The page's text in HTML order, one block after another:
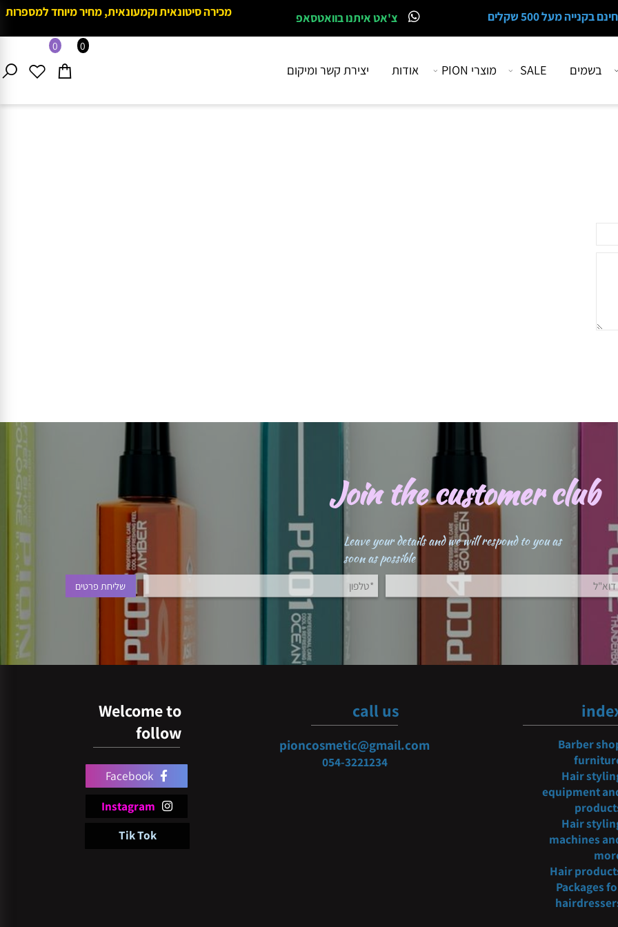
מעל 500 שקלים צ'אט איתנו בוואטסאפ מכירה סיטונאית וקמעונאית, מחיר מיוחד למספרות
0 0
SALE מוצרי PION אודות יצירת קשר ומיקום
Join the customer
Leave your details and we will respond to you as
soon as possible
Hair
Hair
Hair
call us
Welcome to
follow
Facebook
Instagram